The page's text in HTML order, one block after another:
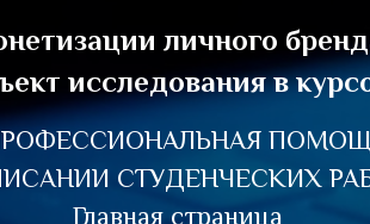
личного
исследования в
СТУДЕНЧЕСКИХ
Главная страница